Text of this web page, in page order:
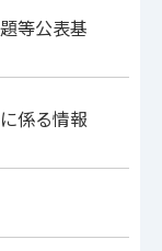
等公表基
係る情報